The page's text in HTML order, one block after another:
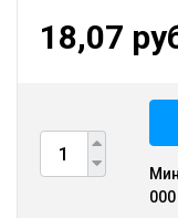
18,07